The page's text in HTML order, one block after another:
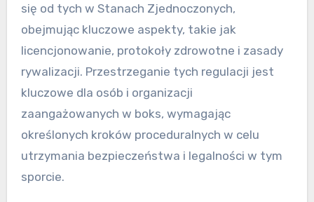
się od tych w Stanach Zjednoczonych,
obejmując kluczowe aspekty, takie jak
licencjonowanie, protokoły zdrowotne i zasady
rywalizacji. Przestrzeganie tych regulacji jest
kluczowe dla osób i organizacji
zaangażowanych w boks, wymagając
określonych kroków proceduralnych w celu
utrzymania bezpieczeństwa i legalności w tym
sporcie.